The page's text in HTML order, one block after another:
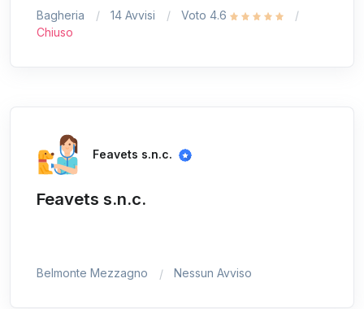
Bagheria 14 Avvisi
Voto 4.6
Chiuso
Feavets s.n.c.
Feavets s.n.c.
Belmonte Mezzagno Nessun Avviso